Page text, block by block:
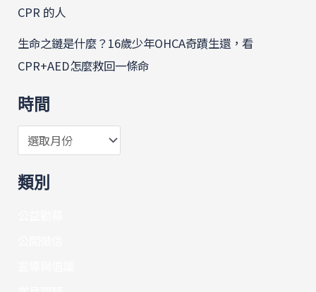
CPR 的人
生命之鏈是什麼？16歲少年OHCA奇蹟生還，看
CPR+AED怎麼救回一條命
時間
類別